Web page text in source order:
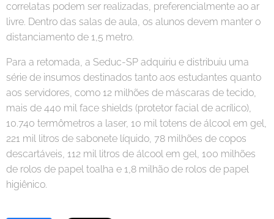
correlatas podem ser realizadas, preferencialmente ao ar
livre. Dentro das salas de aula, os alunos devem manter o
distanciamento de 1,5 metro.
Para a retomada, a Seduc-SP adquiriu e distribuiu uma
série de insumos destinados tanto aos estudantes quanto
aos servidores, como 12 milhões de máscaras de tecido,
mais de 440 mil face shields (protetor facial de acrílico),
10.740 termômetros a laser, 10 mil totens de álcool em gel,
221 mil litros de sabonete líquido, 78 milhões de copos
descartáveis, 112 mil litros de álcool em gel, 100 milhões
de rolos de papel toalha e 1,8 milhão de rolos de papel
higiênico.